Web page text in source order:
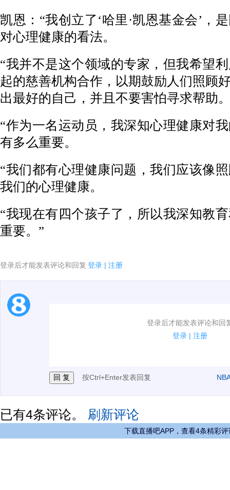
凯恩：“我创立了‘哈里·凯恩基金会’，
对心理健康的看法。
“我并不是这个领域的专家，但我希望
起的慈善机构合作，以期鼓励人们照顾
出最好的自己，并且不要害怕寻求帮助
“作为一名运动员，我深知心理健康对
有多么重要。
“我们都有心理健康问题，我们应该像
我们的心理健康。
“我现在有四个孩子了，所以我深知教
重要。”
登录后才能发表评论和回复 登录 | 注册
登录后才能发表评论和回
登录 | 注册
1.电脑端新用户可以发表评论了！
按Ctrl+Enter发表回复
已有4条评论。 刷新评论
下载直播吧APP，查看4条精彩评